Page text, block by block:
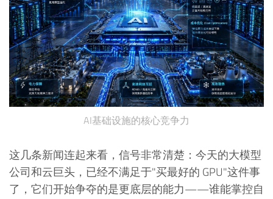
AI基础设施的核心竞争力
这几条新闻连起来看，信号非常清楚：今天的大模型
公司和云巨头，已经不满足于"买最好的 GPU"这件事
了，它们开始争夺的是更底层的能力——谁能掌控自